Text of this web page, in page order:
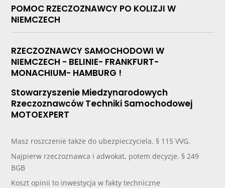
POMOC RZECZOZNAWCY PO KOLIZJI W
NIEMCZECH
RZECZOZNAWCY SAMOCHODOWI W
NIEMCZECH - BELINIE- FRANKFURT-
MONACHIUM- HAMBURG !
Stowarzyszenie Miedzynarodowych
Rzeczoznawców Techniki Samochodowej
MOTOEXPERT
Masz roszczenie także do ubezpieczyciela. § 115 VVG.
Najpierw rzeczoznawca i adwokat, potem decyzje. § 249
BGB
Koszt opinii to inwestycja w fakty techniczne